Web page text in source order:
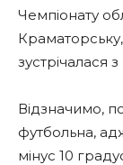
Чемпіонату
Відзначимо,
футбольна,
мінус 10